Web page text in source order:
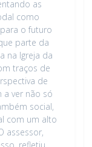
as
como
o futuro
parte da
na Igreja da
traços de
de
a ver não só
social,
com um alto
assessor,